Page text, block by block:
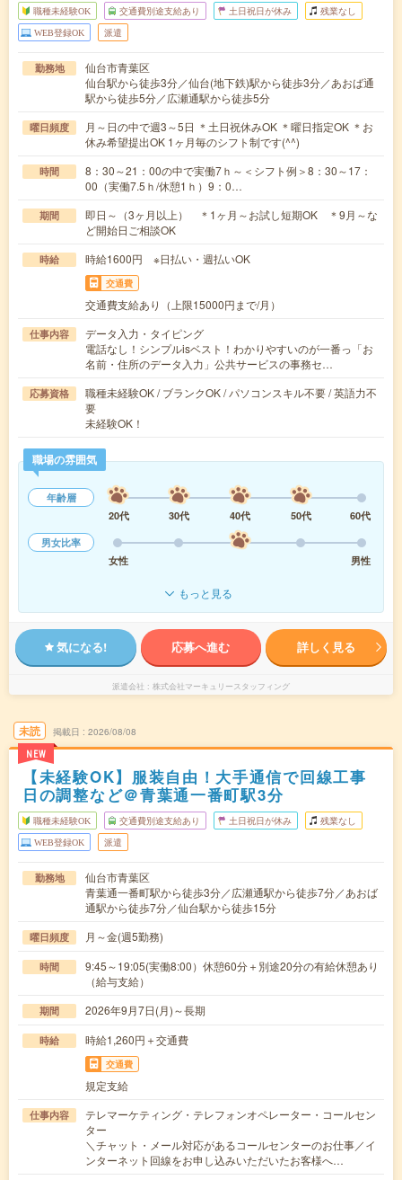
職種未経験OK 交通費別途支給あり 土日祝日が休み 残業なし
WEB登録OK 派遣
勤務地
仙台市青葉区
仙台駅から徒歩3分／仙台(地下鉄)駅から徒歩3分／あおば通
駅から徒歩5分／広瀬通駅から徒歩5分
曜日頻度
月～日の中で週3～5日 ＊土日祝休みOK ＊曜日指定OK ＊お
休み希望提出OK 1ヶ月毎のシフト制です(^^)
時間
8：30～21：00の中で実働7ｈ～＜シフト例＞8：30～17：
00（実働7.5ｈ/休憩1ｈ）9：0…
期間
即日～（3ヶ月以上） ＊1ヶ月～お試し短期OK ＊9月～な
ど開始日ご相談OK
時給 時給1600円 ※日払い・週払いOK
交通費
交通費支給あり（上限15000円まで/月）
仕事内容
データ入力・タイピング
電話なし！シンプルisベスト！わかりやすいのが一番っ「お
名前・住所のデータ入力」公共サービスの事務セ…
応募資格
職種未経験OK / ブランクOK / パソコンスキル不要 / 英語力不
要
未経験OK！
職場の雰囲気
年齢層
20代
30代 40代 50代
60代
男女比率
女性
男性
もっと見る
気になる! 応募へ進む 詳しく見る
派遣会社 株式会社マーキュリースタッフィング
未読
NEW
掲載日 2026/08/08
【未経験OK】服装自由！大手通信で回線工事
日の調整など＠青葉通一番町駅3分
職種未経験OK 交通費別途支給あり 土日祝日が休み 残業なし
WEB登録OK 派遣
勤務地
仙台市青葉区
青葉通一番町駅から徒歩3分／広瀬通駅から徒歩7分／あおば
通駅から徒歩7分／仙台駅から徒歩15分
曜日頻度 月～金(週5勤務)
時間
9:45～19:05(実働8:00）休憩60分＋別途20分の有給休憩あり
（給与支給）
期間 2026年9月7日(月)～長期
時給 時給1,260円＋交通費
交通費
規定支給
仕事内容
テレマーケティング・テレフォンオペレーター・コールセン
ター
＼チャット・メール対応があるコールセンターのお仕事／イ
ンターネット回線をお申し込みいただいたお客様へ…